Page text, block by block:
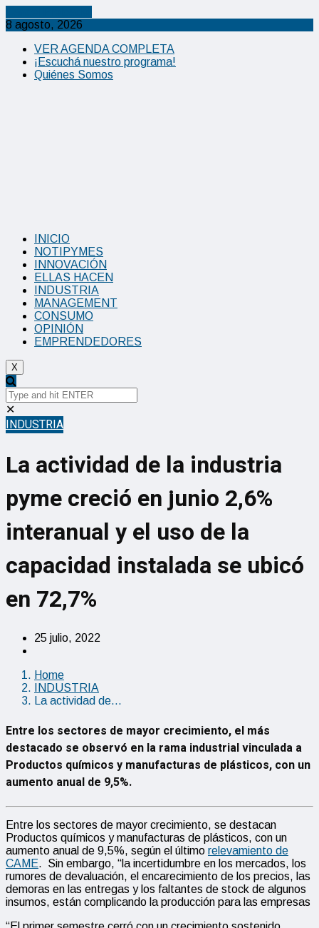
8 agosto, 2026
VER AGENDA COMPLETA
¡Escuchá nuestro programa!
Quiénes Somos
INICIO
NOTIPYMES
INNOVACIÓN
ELLAS HACEN
INDUSTRIA
MANAGEMENT
CONSUMO
OPINIÓN
EMPRENDEDORES
X
✕
INDUSTRIA
La actividad de la industria
pyme creció en junio 2,6%
interanual y el uso de la
capacidad instalada se ubicó
en 72,7%
25 julio, 2022
Home
INDUSTRIA
La actividad de…
Entre los sectores de mayor crecimiento, el más
destacado se observó en la rama industrial vinculada a
Productos químicos y manufacturas de plásticos, con un
aumento anual de 9,5%.
Entre los sectores de mayor crecimiento, se destacan
Productos químicos y manufacturas de plásticos, con un
aumento anual de 9,5%, según el último relevamiento de
CAME. Sin embargo, “la incertidumbre en los mercados, los
rumores de devaluación, el encarecimiento de los precios, las
demoras en las entregas y los faltantes de stock de algunos
insumos, están complicando la producción para las empresas